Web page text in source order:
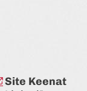
Site Keenat